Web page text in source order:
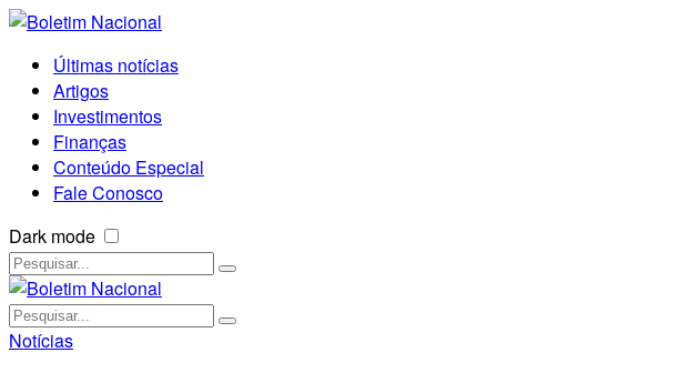
Últimas notícias
Artigos
Investimentos
Finanças
Conteúdo Especial
Fale Conosco
Dark mode
Notícias